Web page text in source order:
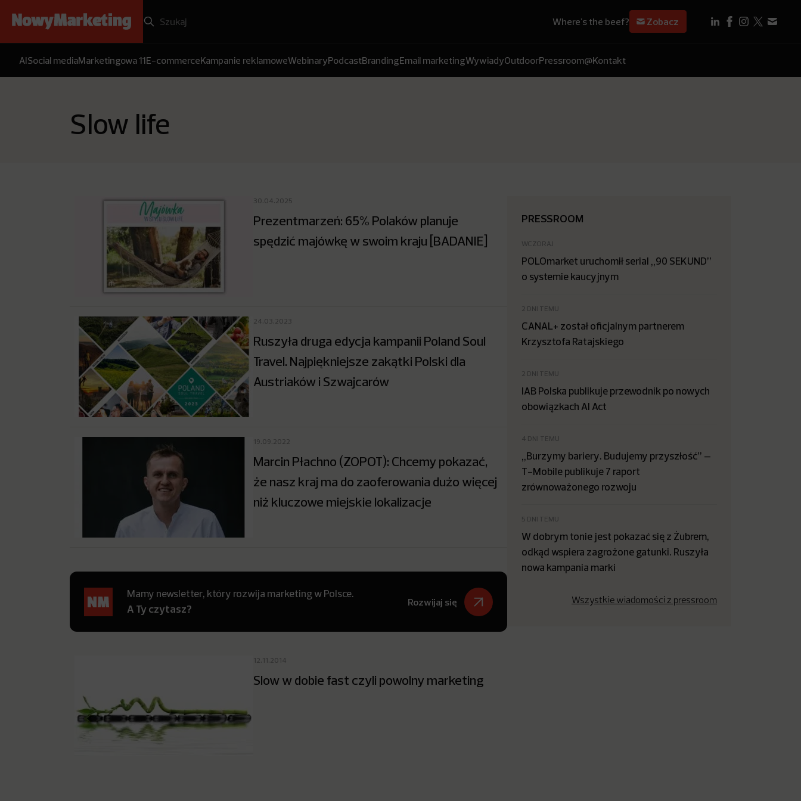
Where's the beef? Zobacz
AISocial mediaMarketingowa 11E-commerceKampanie reklamoweWebinaryPodcastBrandingEmail marketingWywiadyOutdoorPressroom@Kontakt
Slow life
30.04.2025
Prezentmarzeń: 65% Polaków planuje
spędzić majówkę w swoim kraju [BADANIE]
24.03.2023
Ruszyła druga edycja kampanii Poland Soul
Travel. Najpiękniejsze zakątki Polski dla
Austriaków i Szwajcarów
19.09.2022
Marcin Płachno (ZOPOT): Chcemy pokazać,
że nasz kraj ma do zaoferowania dużo więcej
niż kluczowe miejskie lokalizacje
Mamy newsletter, który rozwija marketing w Polsce.
A Ty czytasz?
Rozwijaj się
12.11.2014
Slow w dobie fast czyli powolny marketing
PRESSROOM
WCZORAJ
POLOmarket uruchomił serial „90 SEKUND”
o systemie kaucyjnym
2 DNI TEMU
CANAL+ został oficjalnym partnerem
Krzysztofa Ratajskiego
2 DNI TEMU
IAB Polska publikuje przewodnik po nowych
obowiązkach AI Act
4 DNI TEMU
„Burzymy bariery. Budujemy przyszłość” –
T-Mobile publikuje 7 raport
zrównoważonego rozwoju
5 DNI TEMU
W dobrym tonie jest pokazać się z Żubrem,
odkąd wspiera zagrożone gatunki. Ruszyła
nowa kampania marki
Wszystkie wiadomości z pressroom